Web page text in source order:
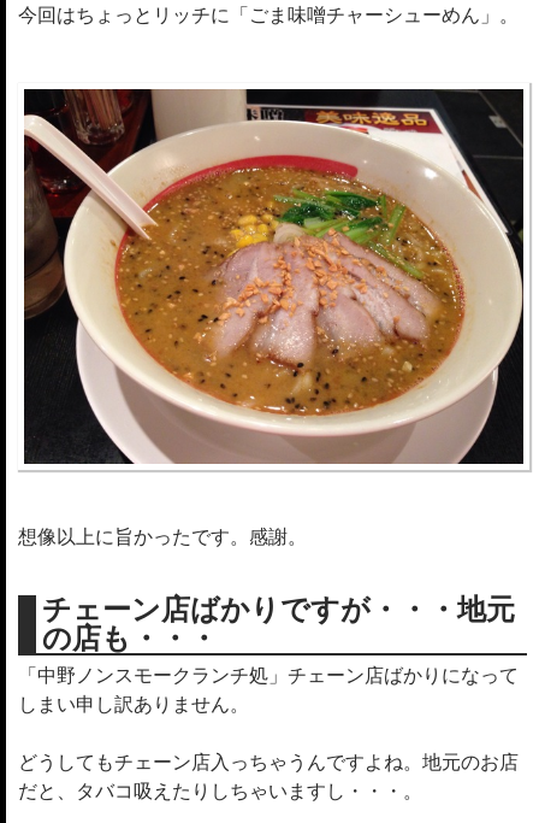
今回はちょっとリッチに「ごま味噌チャーシューめん」。
想像以上に旨かったです。感謝。
チェーン店ばかりですが・・・地元
の店も・・・
「中野ノンスモークランチ処」チェーン店ばかりになって
しまい申し訳ありません。
どうしてもチェーン店入っちゃうんですよね。地元のお店
だと、タバコ吸えたりしちゃいますし・・・。